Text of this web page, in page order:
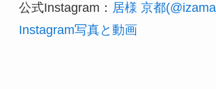
公式Instagram： 居様 京都
Instagram写真と動画